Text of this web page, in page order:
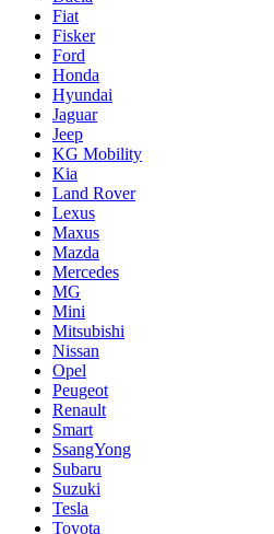
Fiat
Fisker
Ford
Honda
Hyundai
Jaguar
Jeep
KG Mobility
Kia
Land Rover
Lexus
Maxus
Mazda
Mercedes
MG
Mini
Mitsubishi
Nissan
Opel
Peugeot
Renault
Smart
SsangYong
Subaru
Suzuki
Tesla
Toyota